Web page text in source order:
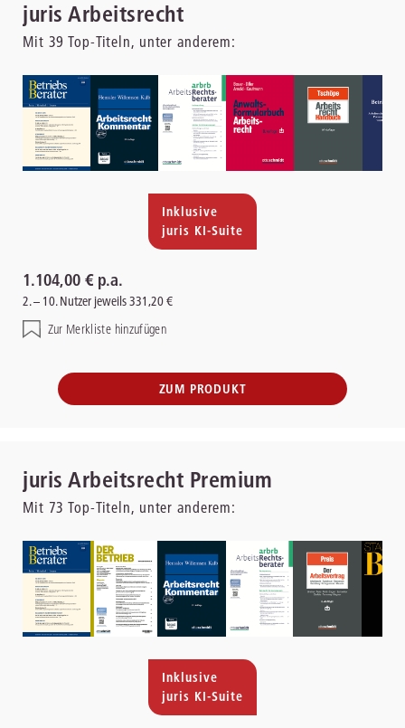
juris Arbeitsrecht
Mit 39 Top-Titeln, unter anderem:
Inklusive
juris KI-Suite
1.104,00 € p.a.
2. – 10. Nutzer jeweils 331,20 €
Zur Merkliste hinzufügen
ZUM PRODUKT
juris Arbeitsrecht Premium
Mit 73 Top-Titeln, unter anderem:
Inklusive
juris KI-Suite